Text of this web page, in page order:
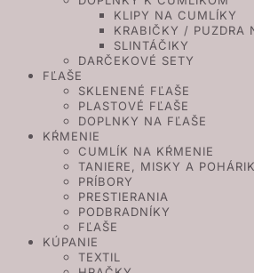
KLIPY NA CUMLÍKY
KRABIČKY / PUZDRA
SLINTÁČIKY
DARČEKOVÉ SETY
FĽAŠE
SKLENENÉ FĽAŠE
PLASTOVÉ FĽAŠE
DOPLNKY NA FĽAŠE
KŔMENIE
CUMLÍK NA KŔMENIE
TANIERE, MISKY A
PRÍBORY
PRESTIERANIA
PODBRADNÍKY
FĽAŠE
KÚPANIE
TEXTIL